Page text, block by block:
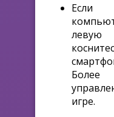
Если
игре.